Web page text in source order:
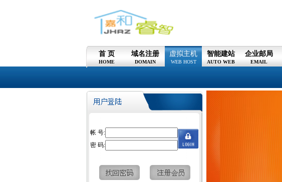
首 页
HOME
域名注册
DOMAIN
虚拟主机
WEB HOST
智能建站
AUTO WEB
企业邮局
EMAIL
帐 号:
密 码: